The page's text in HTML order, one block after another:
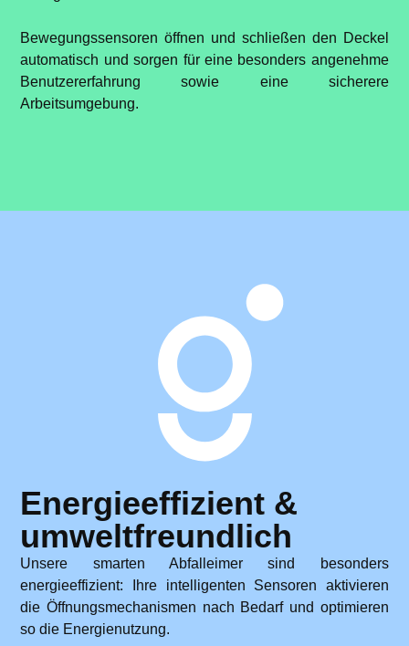
Bewegungssensoren öffnen und schließen den Deckel
automatisch und sorgen für eine besonders angenehme
Benutzererfahrung sowie eine sicherere
Arbeitsumgebung.
Energieeffizient &
umweltfreundlich
Unsere smarten Abfalleimer sind besonders
energieeffizient: Ihre intelligenten Sensoren aktivieren
die Öffnungsmechanismen nach Bedarf und optimieren
so die Energienutzung.